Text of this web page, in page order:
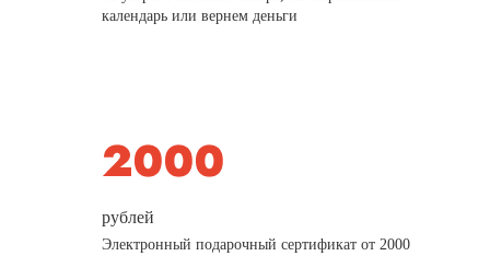
календарь или вернем деньги
рублей
Электронный подарочный сертификат от 2000